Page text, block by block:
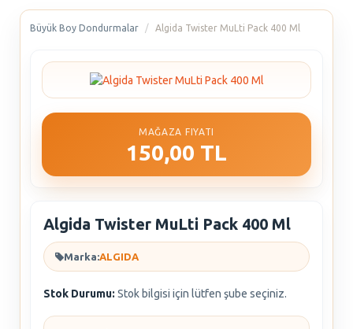
Büyük Boy Dondurmalar Algida Twister MuLti Pack 400 Ml
MAĞAZA FIYATI
150,00 TL
Algida Twister MuLti Pack 400 Ml
Marka:ALGIDA
Stok Durumu: Stok bilgisi için lütfen şube seçiniz.